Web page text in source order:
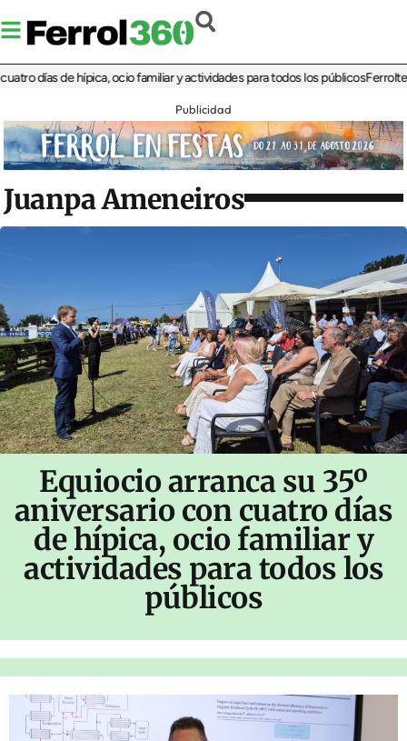
de hípica, ocio familiar y actividades para todos los públicosFerrolterra
Publicidad
Juanpa Ameneiros
Equiocio arranca su 35º
aniversario con cuatro días
de hípica, ocio familiar y
actividades para todos los
públicos